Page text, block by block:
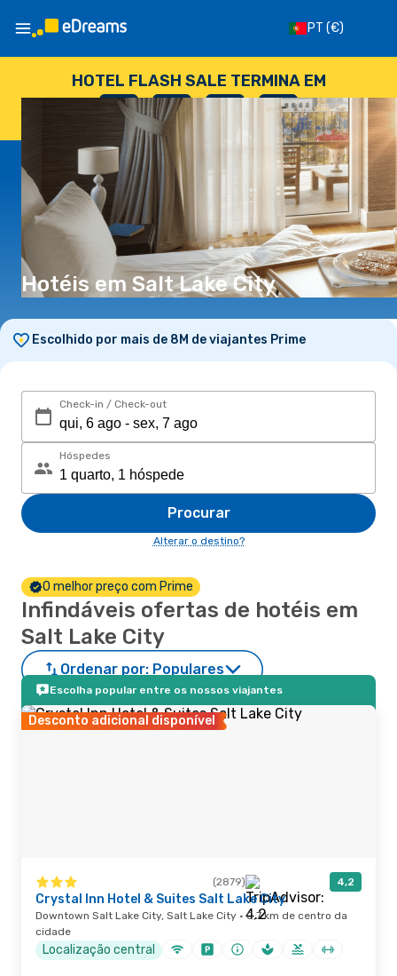
PT (€)
HOTEL FLASH SALE TERMINA EM
--
DIAS
: --
HORAS
: --
SEGUNDOS
Hotéis em Salt Lake City
Escolhido por mais de 8M de viajantes Prime
Check-in / Check-out
Hóspedes
Procurar
Alterar o destino?
O melhor preço com Prime
Infindáveis ofertas de hotéis em
Salt Lake City
Ordenar por: Populares
Escolha popular entre os nossos viajantes
Desconto adicional disponível
(2879) 4,2
Crystal Inn Hotel & Suites Salt Lake City
Downtown Salt Lake City, Salt Lake City · 0,7 km de centro da
cidade
Localização central